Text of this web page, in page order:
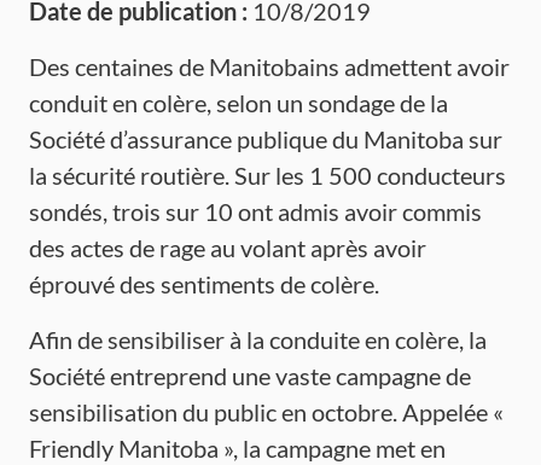
Date de publication : 10/8/2019
Des centaines de Manitobains admettent avoir
conduit en colère, selon un sondage de la
Société d’assurance publique du Manitoba sur
la sécurité routière. Sur les 1 500 conducteurs
sondés, trois sur 10 ont admis avoir commis
des actes de rage au volant après avoir
éprouvé des sentiments de colère.
Afin de sensibiliser à la conduite en colère, la
Société entreprend une vaste campagne de
sensibilisation du public en octobre. Appelée «
Friendly Manitoba », la campagne met en